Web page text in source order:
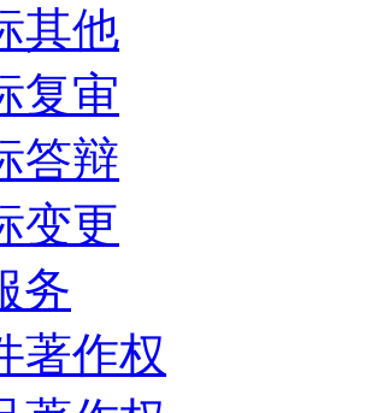
其他
复审
答辩
变更
务
著作权